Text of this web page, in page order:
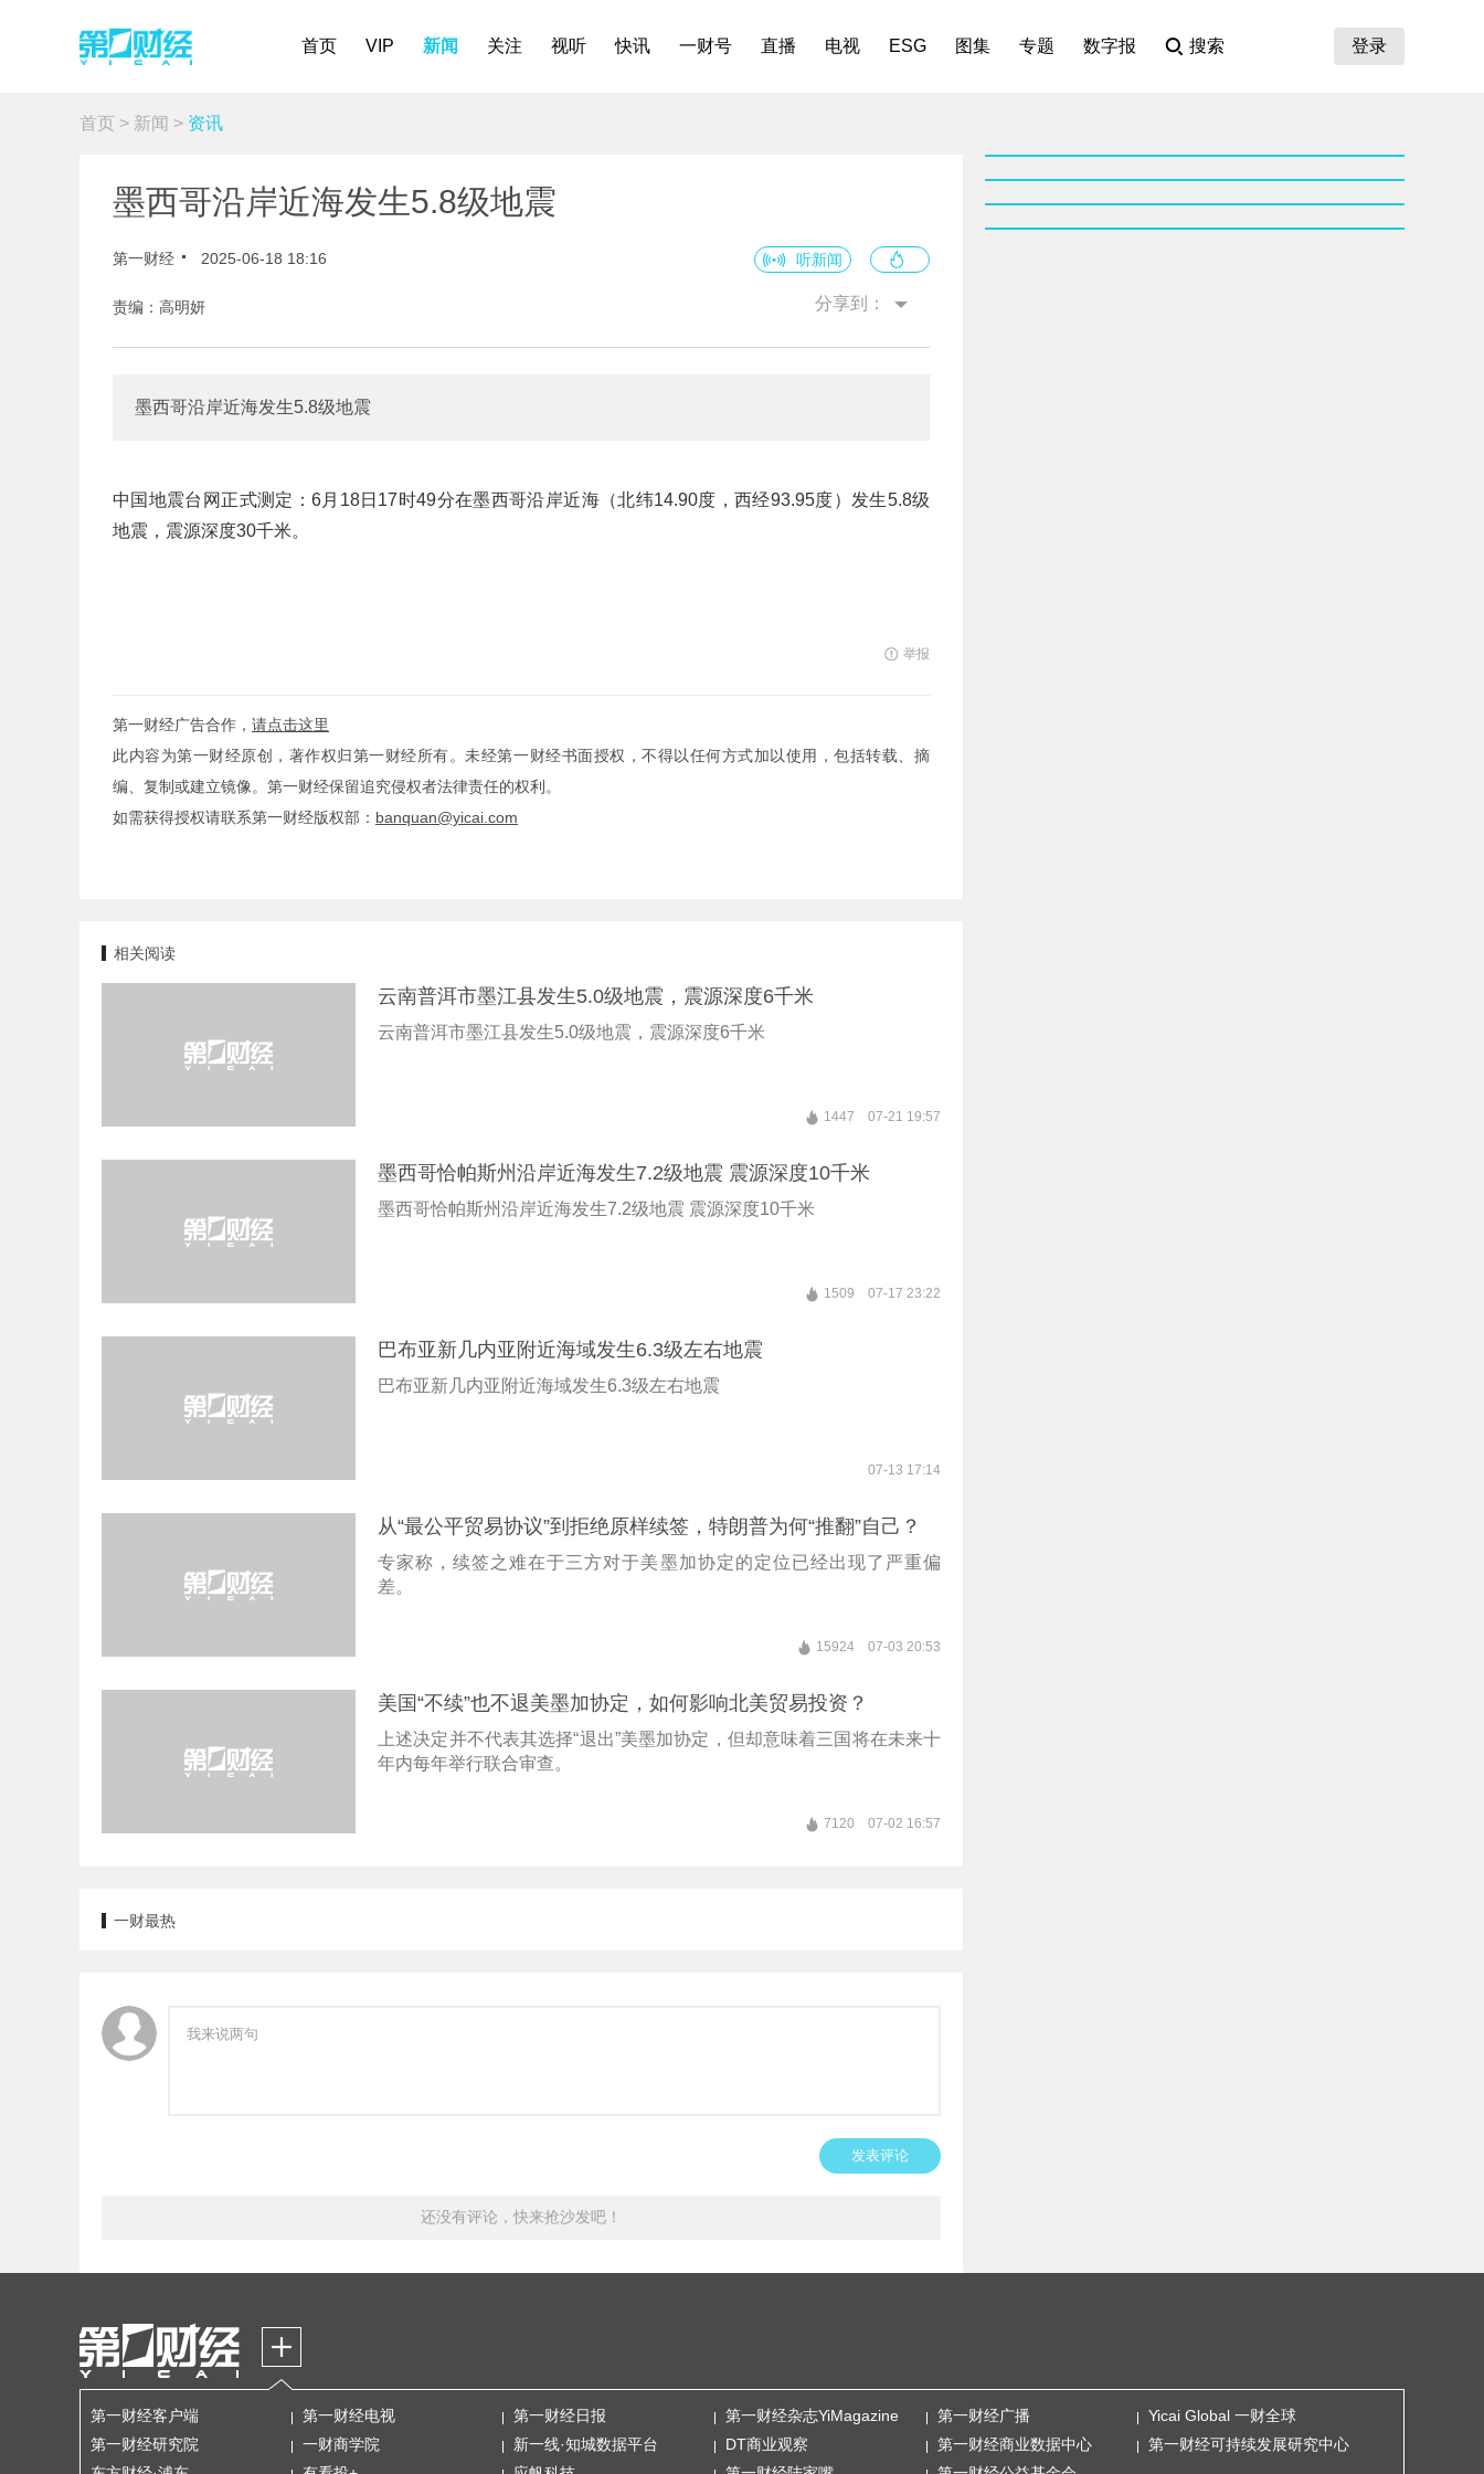
首页 VIP 新闻 关注 视听 快讯 一财号 直播 电视 ESG 图集 专题 数字报 搜索 登录
首页 > 新闻 > 资讯
墨西哥沿岸近海发生5.8级地震
第一财经 2025-06-18 18:16 听新闻
责编：高明妍 分享到：
墨西哥沿岸近海发生5.8级地震
中国地震台网正式测定：6月18日17时49分在墨西哥沿岸近海（北纬14.90度，西经93.95度）发生5.8级
地震，震源深度30千米。
举报
第一财经广告合作， 请点击这里
此内容为第一财经原创，著作权归第一财经所有。未经第一财经书面授权，不得以任何方式加以使用，包括转载、摘
编、复制或建立镜像。第一财经保留追究侵权者法律责任的权利。
如需获得授权请联系第一财经版权部： banquan@yicai.com
相关阅读
云南普洱市墨江县发生5.0级地震，震源深度6千米
云南普洱市墨江县发生5.0级地震，震源深度6千米
1447 07-21 19:57
墨西哥恰帕斯州沿岸近海发生7.2级地震 震源深度10千米
墨西哥恰帕斯州沿岸近海发生7.2级地震 震源深度10千米
1509 07-17 23:22
巴布亚新几内亚附近海域发生6.3级左右地震
巴布亚新几内亚附近海域发生6.3级左右地震
07-13 17:14
从“最公平贸易协议”到拒绝原样续签，特朗普为何“推翻”自己？
专家称，续签之难在于三方对于美墨加协定的定位已经出现了严重偏
差。
15924 07-03 20:53
美国“不续”也不退美墨加协定，如何影响北美贸易投资？
上述决定并不代表其选择“退出”美墨加协定，但却意味着三国将在未来十
年内每年举行联合审查。
7120 07-02 16:57
一财最热
发表评论
还没有评论，快来抢沙发吧！
第一财经客户端 第一财经电视 第一财经日报 第一财经杂志YiMagazine 第一财经广播
Yicai Global 一财全球
第一财经研究院
一财商学院 新一线·知城数据平台 DT商业观察 第一财经商业数据中心
第一财经可持续发展研究中心